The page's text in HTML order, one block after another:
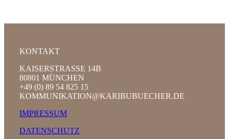
KONTAKT
KAISERSTRASSE 14B
80801 MÜNCHEN
+49 (0) 89 54 825 15
KOMMUNIKATION@KARIBUBUECHER.DE
IMPRESSUM
DATENSCHUTZ